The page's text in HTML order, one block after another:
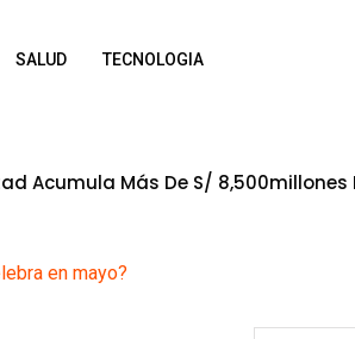
SALUD TECNOLOGIA
S/ 8,500millones De Inversión
en mayo?